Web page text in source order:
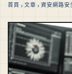
首頁 › 文章 › 資安網路安